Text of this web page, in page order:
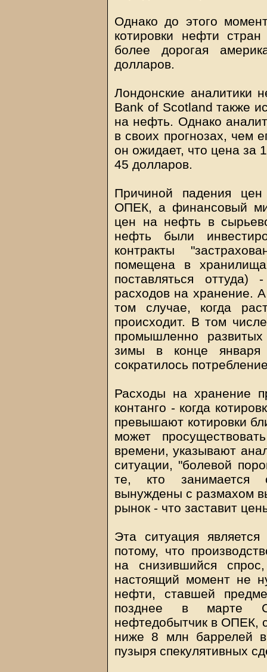
Однако до этого
котировки нефти
более дорогая
долларов.
Лондонские аналитики
Bank of Scotland также
на нефть. Однако
в своих прогнозах, чем
он ожидает, что цена за
45 долларов.
Причиной падения
ОПЕК, а финансовый
цен на нефть в
нефть были
контракты
помещена в
поставляться
расходов на хранение.
том случае, когда
происходит. В том
промышленно
зимы в конце января
сократилось
Расходы на хранение
контанго - когда
превышают котировки
может
времени, указывают
ситуации, "болевой
те, кто занимается
вынуждены с размахом
рынок - что заставит
Эта ситуация
потому, что
на снизившийся
настоящий момент не
нефти, ставшей
позднее в марте
нефтедобытчик в ОПЕК,
ниже 8 млн баррелей в
пузыря спекулятивных